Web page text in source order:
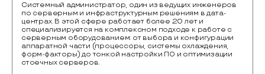
Системный администратор, один из ведущих инженеров
по серверным и инфраструктурным решениям в дата-
центрах. В этой сфере работает более 20 лет и
специализируется на комплексном подходе к работе с
серверным оборудованием: от выбора и конфигурации
аппаратной части (процессоры, системы охлаждения,
форм-факторы) до тонкой настройки ПО и оптимизации
стоечных серверов.